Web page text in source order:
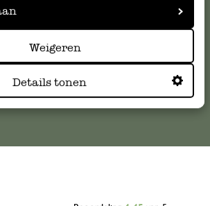
Weigeren
Details tonen
kamille.com